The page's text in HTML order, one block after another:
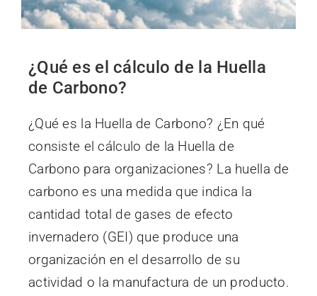
¿Qué es el cálculo de la Huella
de Carbono?
¿Qué es la Huella de Carbono? ¿En qué
consiste el cálculo de la Huella de
Carbono para organizaciones? La huella de
carbono es una medida que indica la
cantidad total de gases de efecto
invernadero (GEI) que produce una
organización en el desarrollo de su
actividad o la manufactura de un producto.